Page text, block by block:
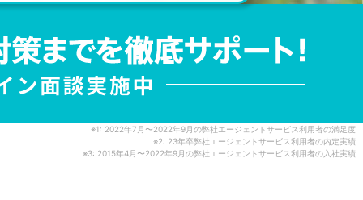
※1: 2022年7月〜2022年9月の弊社エージェントサービス利用者の満足度
※2: 23年卒弊社エージェントサービス利用者の内定実績
※3: 2015年4月〜2022年9月の弊社エージェントサービス利用者の入社実績